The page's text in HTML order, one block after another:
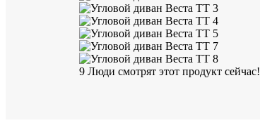
9 Люди смотрят этот продукт сейчас!